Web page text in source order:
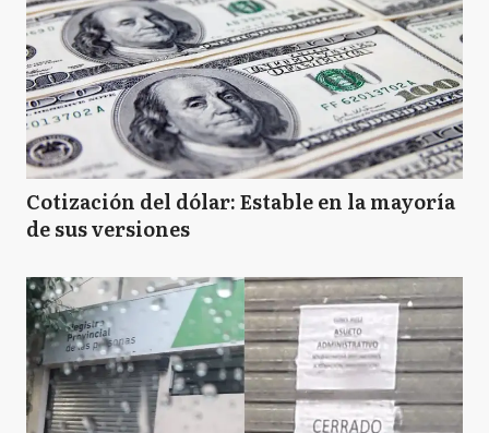
Cotización del dólar: Estable en la mayoría
de sus versiones